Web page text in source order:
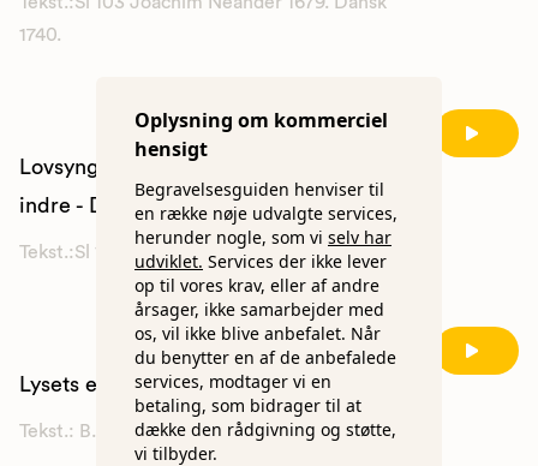
Oplysning om kommerciel
hensigt
Begravelsesguiden henviser til
en række nøje udvalgte services,
herunder nogle, som vi selv har
udviklet. Services der ikke lever
op til vores krav, eller af andre
årsager, ikke samarbejder med
os, vil ikke blive anbefalet. Når
du benytter en af de anbefalede
services, modtager vi en
betaling, som bidrager til at
dække den rådgivning og støtte,
vi tilbyder.
1740.
Lovsynger Herren, min mund og mit
indre - DDS 3
Tekst.:Sl 103 N.F.S. Grundtvig 1836.
Lysets engel går med glans - DDS 747
Tekst.: B.S. Ingemann 1837.